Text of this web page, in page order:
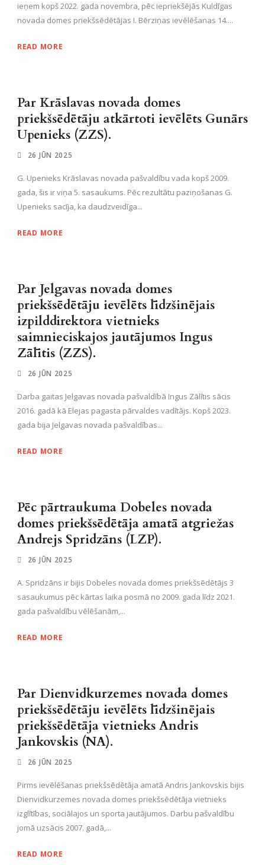
ieņem kopš 2022. gada novembra, pēc iepriekšējās Kuldīgas
novada domes priekšsēdētājas I. Bērziņas ievēlēšanas 14....
READ MORE
Par Krāslavas novada domes
priekšsēdētāju atkārtoti ievēlēts Gunārs
Upenieks (ZZS).
26 JŪN 2025
G. Upenieks Krāslavas novada pašvaldību vada kopš 2009.
gada, šis ir viņa 5. sasaukums. Pēc rezultātu paziņošanas G.
Upenieks sacīja, ka daudzveidīga...
READ MORE
Par Jelgavas novada domes
priekšsēdētāju ievēlēts līdzšinējais
izpilddirektora vietnieks
saimnieciskajos jautājumos Ingus
Zālītis (ZZS).
26 JŪN 2025
Darba gaitas Jelgavas novada pašvaldībā Ingus Zālītis sācis
2016. gadā kā Elejas pagasta pārvaldes vadītājs. Kopš 2023.
gada bija Jelgavas novada pašvaldības...
READ MORE
Pēc pārtraukuma Dobeles novada
domes priekšsēdētāja amatā atgriežas
Andrejs Spridzāns (LZP).
26 JŪN 2025
A. Spridzāns ir bijis Dobeles novada domes priekšsēdētājs 3
sasaukumus pēc kārtas laika posmā no 2009. gada līdz 2021.
gada pašvaldību vēlēšanām,...
READ MORE
Par Dienvidkurzemes novada domes
priekšsēdētāju ievēlēts līdzšinējais
priekšsēdētāja vietnieks Andris
Jankovskis (NA).
26 JŪN 2025
Pirms ievēlēšanas priekšsēdētāja amatā Andris Jankovskis bijis
Dienvidkurzemes novada domes priekšsēdētāja vietnieks
izglītības, sociālajos un sporta jautājumos. Darbu pašvaldību
jomā uzsācis 2007. gadā,...
READ MORE